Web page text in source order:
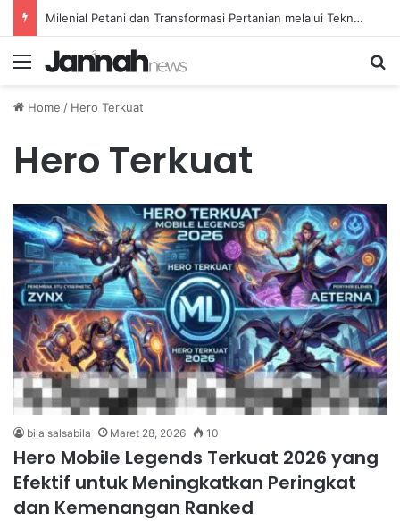
Milenial Petani dan Transformasi Pertanian melalui Teknologi Digital
Menu
Home / Hero Terkuat
Hero Terkuat
bila salsabila Maret 28, 2026 10
Hero Mobile Legends Terkuat 2026 yang
Efektif untuk Meningkatkan Peringkat
dan Kemenangan Ranked